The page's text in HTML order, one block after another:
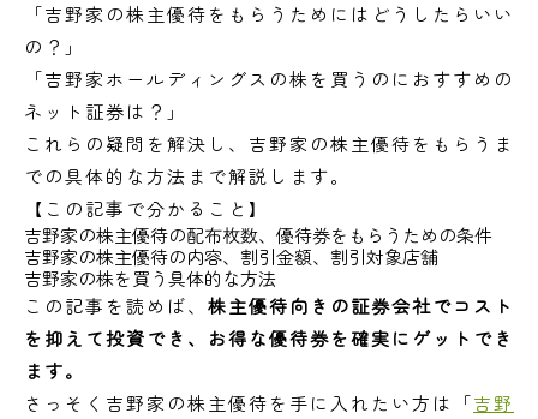
「吉野家の株主優待をもらうためにはどうしたらいい
の？」
「吉野家ホールディングスの株を買うのにおすすめの
ネット証券は？」
これらの疑問を解決し、吉野家の株主優待をもらうま
での具体的な方法まで解説します。
【この記事で分かること】
吉野家の株主優待の配布枚数、優待券をもらうための条件
吉野家の株主優待の内容、割引金額、割引対象店舗
吉野家の株を買う具体的な方法
この記事を読めば、 株主優待向きの証券会社でコスト
を抑えて投資でき、お得な優待券を確実にゲットでき
ます。
さっそく吉野家の株主優待を手に入れたい方は「吉野